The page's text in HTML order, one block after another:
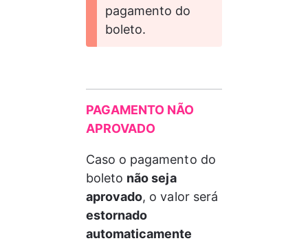
pagamento do
boleto.
PAGAMENTO NÃO
APROVADO
Caso o pagamento do
boleto não seja
aprovado, o valor será
estornado
automaticamente